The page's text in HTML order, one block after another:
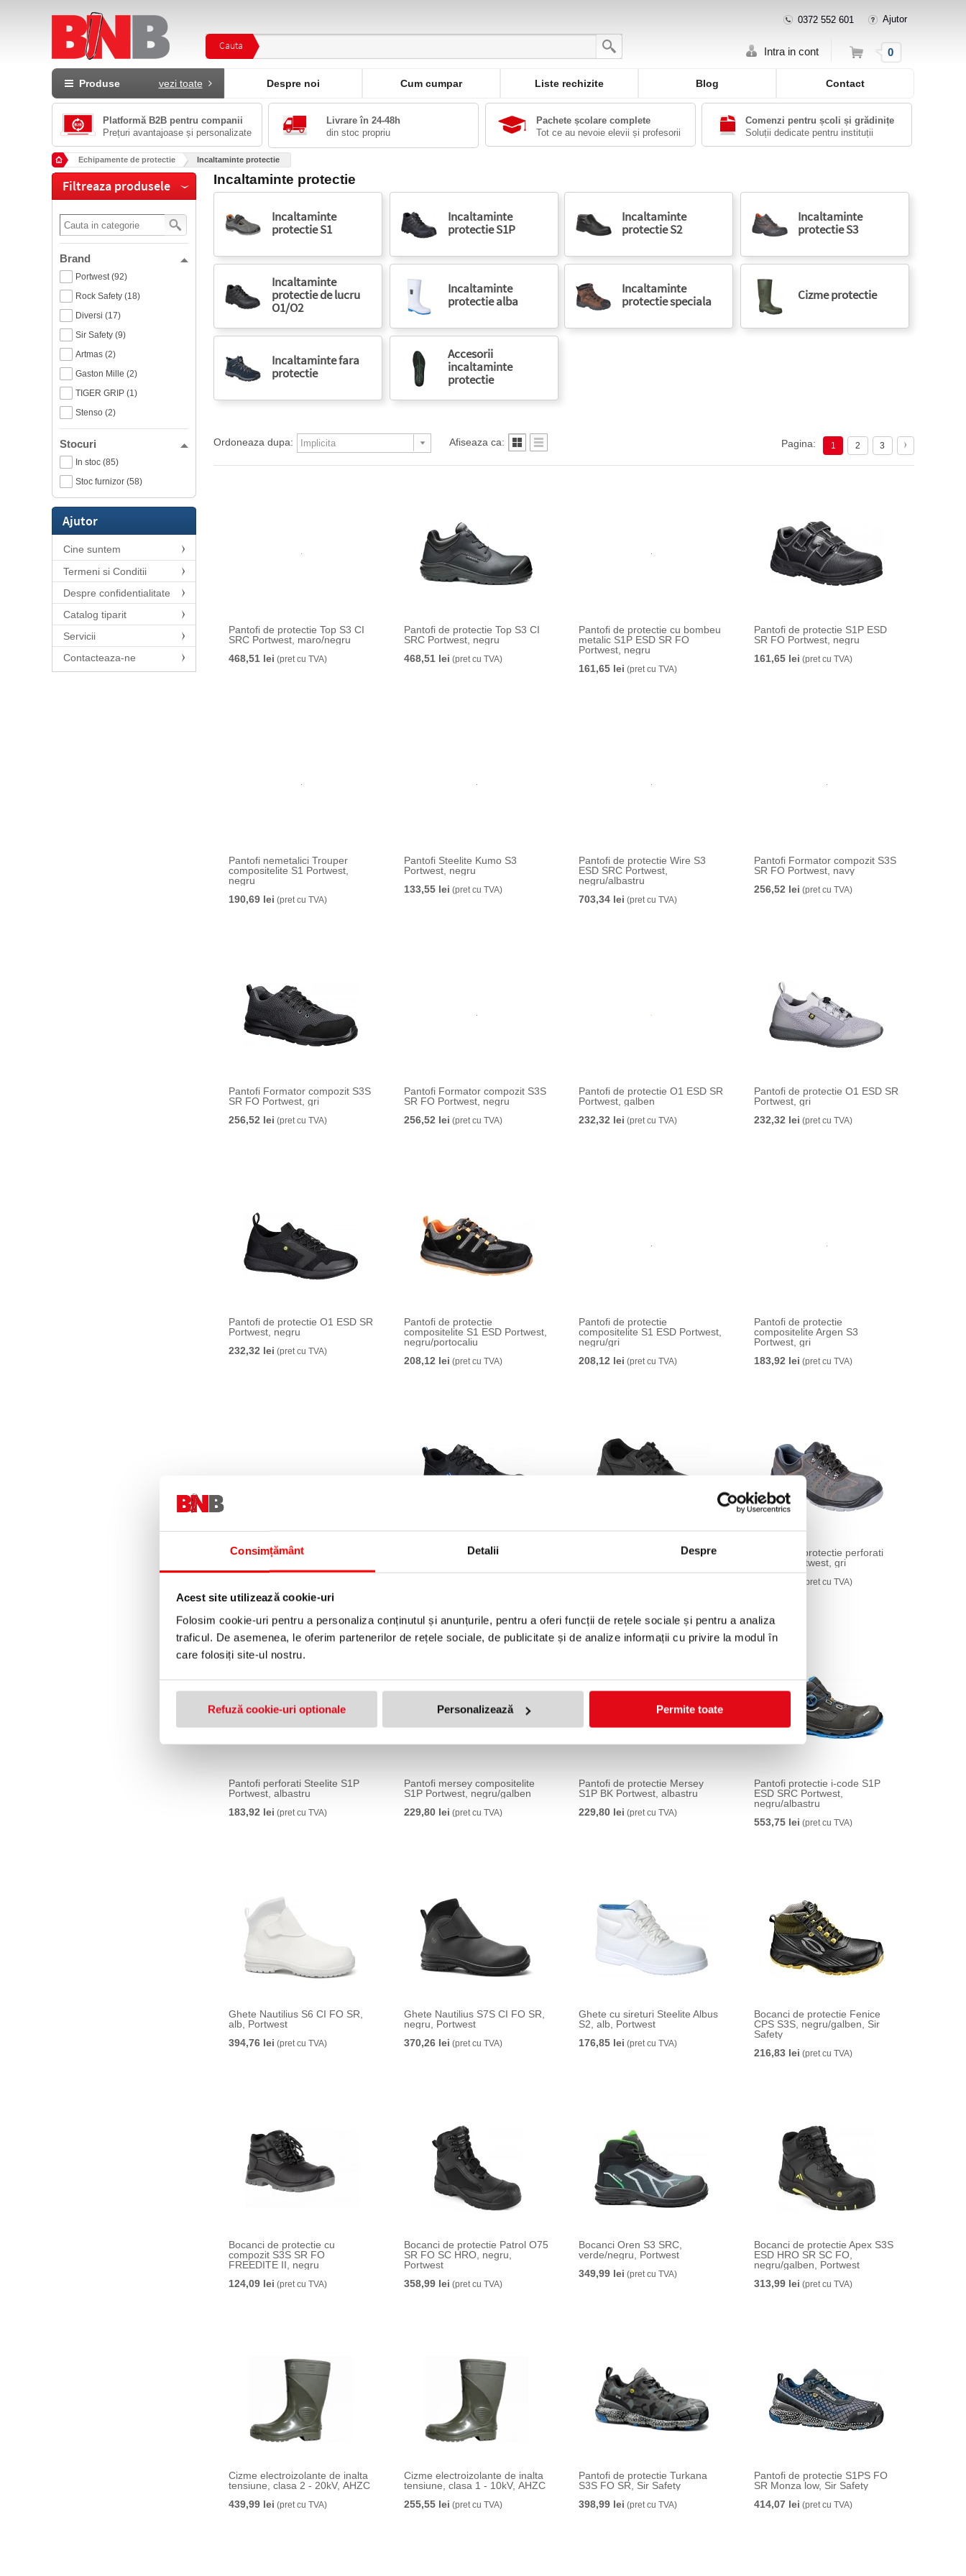
Consimțământ Detalii Despre
Acest site utilizează cookie-uri
Folosim cookie-uri pentru a personaliza conținutul și anunțurile, pentru a oferi funcții de rețele sociale și pentru a analiza
traficul. De asemenea, le oferim partenerilor de rețele sociale, de publicitate și de analize informații cu privire la modul în
care folosiți site-ul nostru.
Refuză cookie-uri optionale Personalizează Permite toate
Cauta
0372 552 601 Ajutor
Intra in cont Cos 0
Produse vezi toate Despre noi Cum cumpar Liste rechizite Blog Contact
Platformă B2B pentru companii
Prețuri avantajoase și personalizate
Livrare în 24-48h
din stoc propriu
Pachete școlare complete
Tot ce au nevoie elevii și profesorii
Comenzi pentru școli și grădinițe
Soluții dedicate pentru instituții
Echipamente de protectie Incaltaminte protectie
Filtreaza produsele
Brand
Portwest (92)
Rock Safety (18)
Diversi (17)
Sir Safety (9)
Artmas (2)
Gaston Mille (2)
TIGER GRIP (1)
Stenso (2)
Stocuri
In stoc (85)
Stoc furnizor (58)
Ajutor
Cine suntem
Termeni si Conditii
Despre confidentialitate
Catalog tiparit
Servicii
Contacteaza-ne
Incaltaminte protectie
Incaltaminte
protectie S1
Incaltaminte
protectie S1P
Incaltaminte
protectie S2
Incaltaminte
protectie S3
Incaltaminte
protectie de lucru
O1/O2
Incaltaminte
protectie alba
Incaltaminte
protectie speciala
Cizme protectie
Incaltaminte fara
protectie
Accesorii
incaltaminte
protectie
Ordoneaza dupa: Afiseaza ca: Pagina: 1 2 3
Pantofi de protectie Top S3 CI
SRC Portwest, maro/negru
468,51 lei (pret cu TVA)
Pantofi de protectie Top S3 CI
SRC Portwest, negru
468,51 lei (pret cu TVA)
Pantofi de protectie cu bombeu
metalic S1P ESD SR FO
Portwest, negru
161,65 lei (pret cu TVA)
Pantofi de protectie S1P ESD
SR FO Portwest, negru
161,65 lei (pret cu TVA)
Pantofi nemetalici Trouper
compositelite S1 Portwest,
negru
190,69 lei (pret cu TVA)
Pantofi Steelite Kumo S3
Portwest, negru
133,55 lei (pret cu TVA)
Pantofi de protectie Wire S3
ESD SRC Portwest,
negru/albastru
703,34 lei (pret cu TVA)
Pantofi Formator compozit S3S
SR FO Portwest, navy
256,52 lei (pret cu TVA)
Pantofi Formator compozit S3S
SR FO Portwest, gri
256,52 lei (pret cu TVA)
Pantofi Formator compozit S3S
SR FO Portwest, negru
256,52 lei (pret cu TVA)
Pantofi de protectie O1 ESD SR
Portwest, galben
232,32 lei (pret cu TVA)
Pantofi de protectie O1 ESD SR
Portwest, gri
232,32 lei (pret cu TVA)
Pantofi de protectie O1 ESD SR
Portwest, negru
232,32 lei (pret cu TVA)
Pantofi de protectie
compositelite S1 ESD Portwest,
negru/portocaliu
208,12 lei (pret cu TVA)
Pantofi de protectie
compositelite S1 ESD Portwest,
negru/gri
208,12 lei (pret cu TVA)
Pantofi de protectie
compositelite Argen S3
Portwest, gri
183,92 lei (pret cu TVA)
Pantofi de protectie Apex
SR SC Portwest, negru/galben
332,41 lei
(pret cu TVA)
Pantofi de protectie Apex
SR SC Portwest, negru/albastru
Pantofi de protectie Steelite
Pantofi de protectie perforati
Trainer Portwest, gri
(pret cu TVA)
Pantofi perforati Steelite S1P
Portwest, albastru
183,92 lei (pret cu TVA)
Pantofi mersey compositelite
S1P Portwest, negru/galben
229,80 lei (pret cu TVA)
Pantofi de protectie Mersey
S1P BK Portwest, albastru
229,80 lei (pret cu TVA)
Pantofi protectie i-code S1P
ESD SRC Portwest,
negru/albastru
553,75 lei (pret cu TVA)
Ghete Nautilius S6 CI FO SR,
alb, Portwest
394,76 lei (pret cu TVA)
Ghete Nautilius S7S CI FO SR,
negru, Portwest
370,26 lei (pret cu TVA)
Ghete cu sireturi Steelite Albus
S2, alb, Portwest
176,85 lei (pret cu TVA)
Bocanci de protectie Fenice
CPS S3S, negru/galben, Sir
Safety
216,83 lei (pret cu TVA)
Bocanci de protectie cu
compozit S3S SR FO
FREEDITE II, negru
124,09 lei (pret cu TVA)
Bocanci de protectie Patrol O75
SR FO SC HRO, negru,
Portwest
358,99 lei (pret cu TVA)
Bocanci Oren S3 SRC,
verde/negru, Portwest
349,99 lei (pret cu TVA)
Bocanci de protectie Apex S3S
ESD HRO SR SC FO,
negru/galben, Portwest
313,99 lei (pret cu TVA)
Cizme electroizolante de inalta
tensiune, clasa 2 - 20kV, AHZC
439,99 lei (pret cu TVA)
Cizme electroizolante de inalta
tensiune, clasa 1 - 10kV, AHZC
255,55 lei (pret cu TVA)
Pantofi de protectie Turkana
S3S FO SR, Sir Safety
398,99 lei (pret cu TVA)
Pantofi de protectie S1PS FO
SR Monza low, Sir Safety
414,07 lei (pret cu TVA)